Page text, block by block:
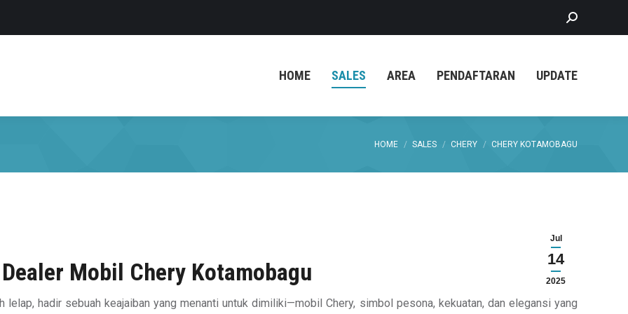
Search:
HOME SALES AREA PENDAFTARAN UPDATE
You are here:
HOME SALES CHERY CHERY KOTAMOBAGU
Jul
14
2025
Dealer Mobil Chery Kotamobagu
hadir sebuah keajaiban yang menanti untuk dimiliki—mobil Chery, simbol pesona, kekuatan, dan elegansi yang